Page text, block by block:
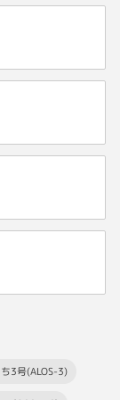
3号(ALOS-3)